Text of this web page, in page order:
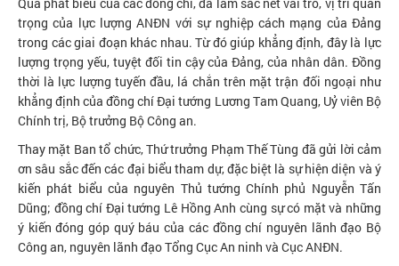
trọng của lực lượng ANĐN với sự nghiệp cách mạng của Đảng
trong các giai đoạn khác nhau. Từ đó giúp khẳng định, đây là lực
lượng trọng yếu, tuyệt đối tin cậy của Đảng, của nhân dân. Đồng
thời là lực lượng tuyến đầu, lá chắn trên mặt trận đối ngoại như
khẳng định của đồng chí Đại tướng Lương Tam Quang, Uỷ viên Bộ
Chính trị, Bộ trưởng Bộ Công an.
Thay mặt Ban tổ chức, Thứ trưởng Phạm Thế Tùng đã gửi lời cảm
ơn sâu sắc đến các đại biểu tham dự, đặc biệt là sự hiện diện và ý
kiến phát biểu của nguyên Thủ tướng Chính phủ Nguyễn Tấn
Dũng; đồng chí Đại tướng Lê Hồng Anh cùng sự có mặt và những
ý kiến đóng góp quý báu của các đồng chí nguyên lãnh đạo Bộ
Công an, nguyên lãnh đạo Tổng Cục An ninh và Cục ANĐN.